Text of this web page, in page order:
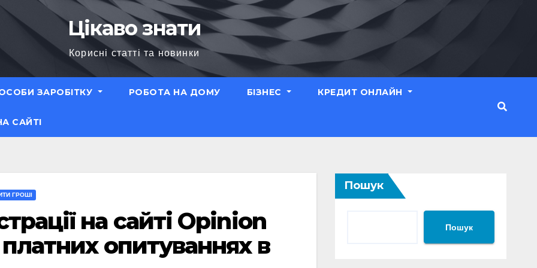
Цікаво знати
Корисні статті та новинки
ЗАРОБІТКУ РОБОТА НА ДОМУ БІЗНЕС КРЕДИТ ОНЛАЙН
САЙТІ
ГРОШІ
на сайті Opinion
опитуваннях в
Пошук
Пошук